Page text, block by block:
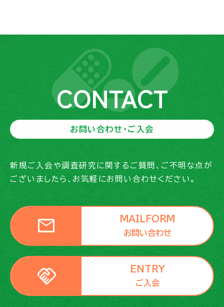
CONTACT
お問い合わせ・ご入会
新規ご入会や調査研究に関するご質問、ご不明な点が
ございましたら、お気軽にお問い合わせください。
mail MAILFORM
お問い合わせ
handshake ENTRY
ご入会